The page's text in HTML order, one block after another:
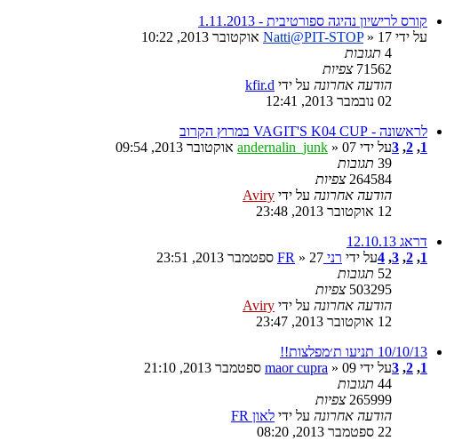
קורס לרישיון נהיגה ספורטיבית - 1.11.2013
על ידי
Natti@PIT-STOP» 17 אוקטובר 2013, 10:22
4 תגובות
71562 צפיות
הודעה אחרונה על ידי kfir.d
02 נובמבר 2013, 12:41
לראשונה - VAGIT'S K04 CUP במרוץ הקרוב
1
,
2
,
3על ידי andernalin_junk » 07 אוקטובר 2013, 09:54
39 תגובות
264584 צפיות
הודעה אחרונה על ידי Aviry
12 אוקטובר 2013, 23:48
דראג 12.10.13
1
,
2
,
3
,
4על ידי רני FR » 27 ספטמבר 2013, 23:51
52 תגובות
503295 צפיות
הודעה אחרונה על ידי Aviry
12 אוקטובר 2013, 23:47
10/10/13 תניעו ת׳מפלצות!!
1
,
2
,
3על ידי maor cupra » 09 ספטמבר 2013, 21:10
44 תגובות
265999 צפיות
הודעה אחרונה על ידי לאון FR
22 ספטמבר 2013, 08:20